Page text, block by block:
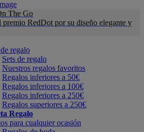
The Go
premio RedDot por su diseño elegante y
regalo
Sets de regalo
Nuestros regalos favoritos
Regalos inferiores a 50€
Regalos inferiores a 100€
Regalos inferiores a 250€
Regalos superiores a 250€
Regalo
para cualquier ocasión